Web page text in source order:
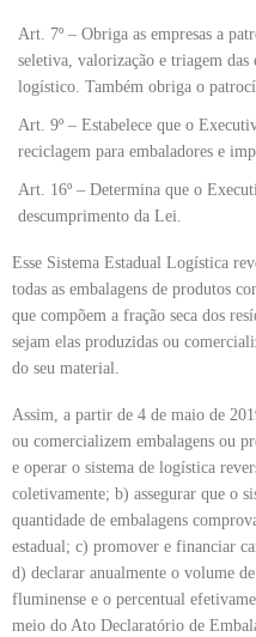
Art. 7º – Obriga as empresas a
seletiva, valorização e triagem
logístico. Também obriga o
Art. 9º – Estabelece que o
reciclagem para embaladores e
Art. 16º – Determina que o
descumprimento da Lei.
Esse Sistema Estadual Logística
todas as embalagens de produtos
que compõem a fração seca dos
sejam elas produzidas ou
do seu material.
Assim, a partir de 4 de maio de
ou comercializem embalagens ou
e operar o sistema de logística
coletivamente; b) assegurar que o
quantidade de embalagens
estadual; c) promover e financiar
d) declarar anualmente o volume
fluminense e o percentual
meio do Ato Declaratório de